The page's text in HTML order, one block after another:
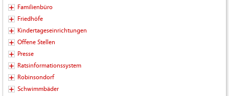
Familienbüro
Friedhöfe
Kindertageseinrichtungen
Offene Stellen
Presse
Ratsinformationssystem
Robinsondorf
Schwimmbäder